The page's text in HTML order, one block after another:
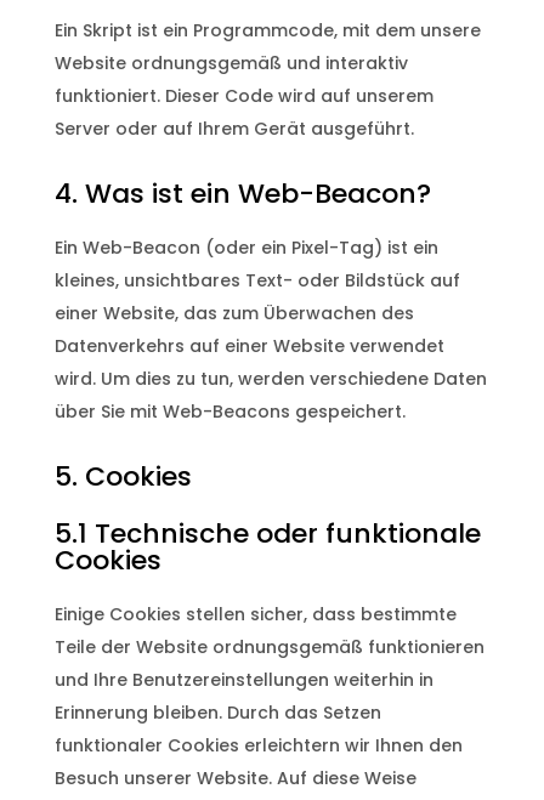
Ein Skript ist ein Programmcode, mit dem unsere
Website ordnungsgemäß und interaktiv
funktioniert. Dieser Code wird auf unserem
Server oder auf Ihrem Gerät ausgeführt.
4. Was ist ein Web-Beacon?
Ein Web-Beacon (oder ein Pixel-Tag) ist ein
kleines, unsichtbares Text- oder Bildstück auf
einer Website, das zum Überwachen des
Datenverkehrs auf einer Website verwendet
wird. Um dies zu tun, werden verschiedene Daten
über Sie mit Web-Beacons gespeichert.
5. Cookies
5.1 Technische oder funktionale
Cookies
Einige Cookies stellen sicher, dass bestimmte
Teile der Website ordnungsgemäß funktionieren
und Ihre Benutzereinstellungen weiterhin in
Erinnerung bleiben. Durch das Setzen
funktionaler Cookies erleichtern wir Ihnen den
Besuch unserer Website. Auf diese Weise